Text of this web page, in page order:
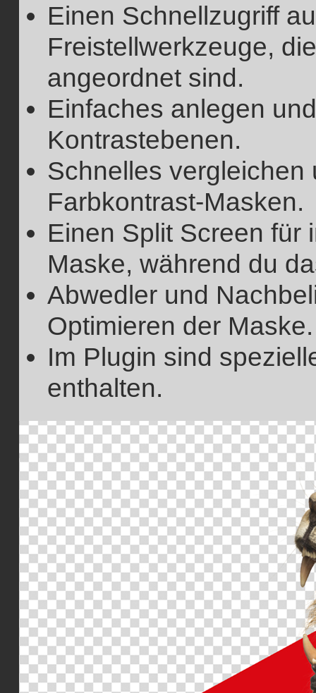
Einen Schnellzugriff
Freistellwerkzeuge,
angeordnet sind.
Einfaches anlegen
Kontrastebenen.
Schnelles
Farbkontrast-Masken.
Einen Split Screen für
Maske, während du
Abwedler und
Optimieren der Maske.
Im Plugin sind
enthalten.